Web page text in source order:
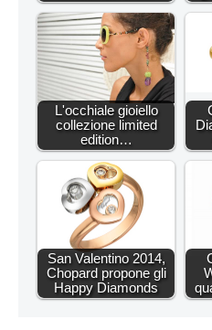
L'occhiale gioiello
collezione limited
edition…
San Valentino 2014,
Chopard propone gli
Happy Diamonds